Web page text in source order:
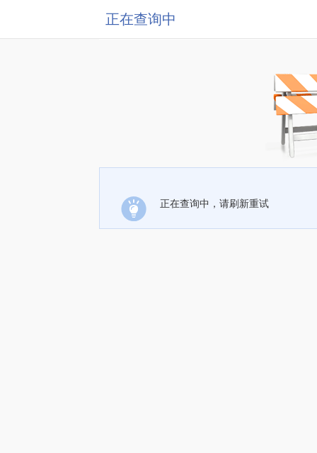
正在查询中
正在查询中，请刷新重试